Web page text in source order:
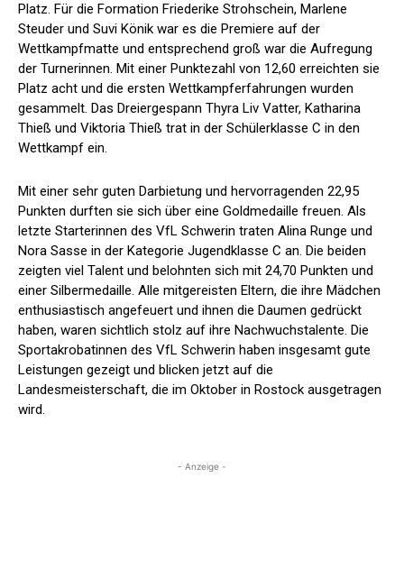
Platz. Für die Formation Friederike Strohschein, Marlene
Steuder und Suvi Könik war es die Premiere auf der
Wettkampfmatte und entsprechend groß war die Aufregung
der Turnerinnen. Mit einer Punktezahl von 12,60 erreichten sie
Platz acht und die ersten Wettkampferfahrungen wurden
gesammelt. Das Dreiergespann Thyra Liv Vatter, Katharina
Thieß und Viktoria Thieß trat in der Schülerklasse C in den
Wettkampf ein.
Mit einer sehr guten Darbietung und hervorragenden 22,95
Punkten durften sie sich über eine Goldmedaille freuen. Als
letzte Starterinnen des VfL Schwerin traten Alina Runge und
Nora Sasse in der Kategorie Jugendklasse C an. Die beiden
zeigten viel Talent und belohnten sich mit 24,70 Punkten und
einer Silbermedaille. Alle mitgereisten Eltern, die ihre Mädchen
enthusiastisch angefeuert und ihnen die Daumen gedrückt
haben, waren sichtlich stolz auf ihre Nachwuchstalente. Die
Sportakrobatinnen des VfL Schwerin haben insgesamt gute
Leistungen gezeigt und blicken jetzt auf die
Landesmeisterschaft, die im Oktober in Rostock ausgetragen
wird.
- Anzeige -